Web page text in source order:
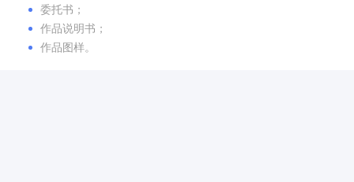
委托书；
作品说明书；
作品图样。